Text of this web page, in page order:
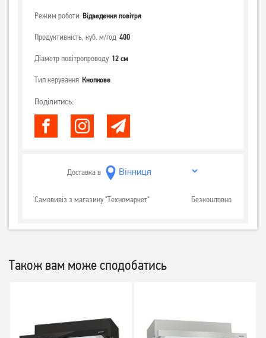
Режим роботи Відведення повітря
Продуктивність, куб. м/год 400
Діаметр повітропроводу 12 см
Тип керування Кнопкове
Поділитись:
Доставка в
Самовивіз з магазину "Техномаркет" Безкоштовно
Також вам може сподобатись